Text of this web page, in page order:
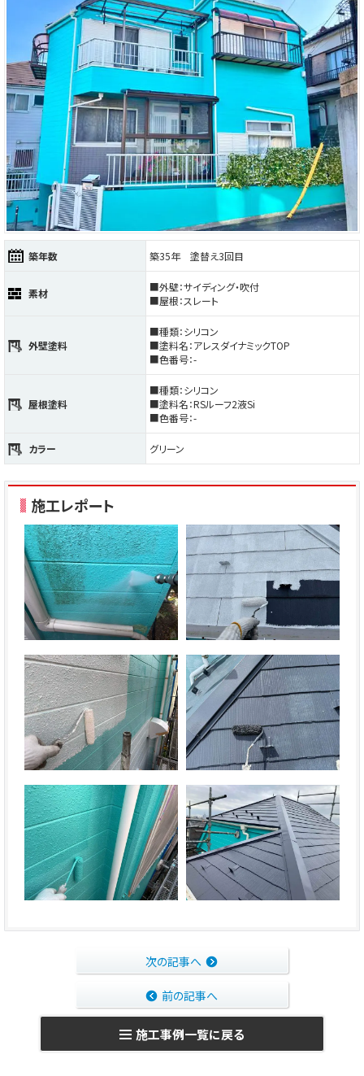
築年数 築35年 塗替え3回目
素材
■外壁：サイディング・吹付
■屋根：スレート
外壁塗料
■種類：シリコン
■塗料名：アレスダイナミックTOP
■色番号：-
屋根塗料
■種類：シリコン
■塗料名：RSルーフ2液Si
■色番号：-
カラー グリーン
施工レポート
次の記事へ
前の記事へ
施工事例一覧に戻る